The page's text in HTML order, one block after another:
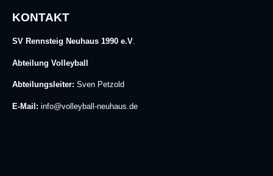
KONTAKT
SV Rennsteig Neuhaus 1990 e.V.
Abteilung Volleyball
Abteilungsleiter: Sven Petzold
E-Mail: info@volleyball-neuhaus.de